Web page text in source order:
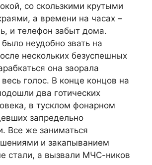
со скользкими крутыми
а времени на часах –
и телефон забыт дома.
неудобно звать на
нескольких безуспешных
она заорала
голос. В конце концов на
два готических
в тусклом фонарном
запредельно
Все же заниматься
и закапыванием
стали, а вызвали МЧС-ников